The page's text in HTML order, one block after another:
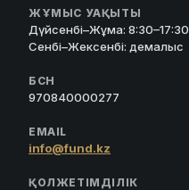
ЖҰМЫС УАҚЫТЫ
Дүйсенбі–Жұма: 8:30–17:30
Сенбі–Жексенбі: демалыс
БСН
970840000277
EMAIL
info@fund.kz
ҚОЛЖЕТІМДІЛІК